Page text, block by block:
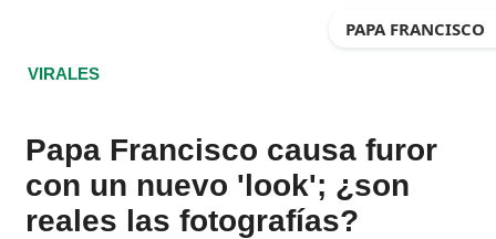
PAPA FRANCISCO
VIRALES
Papa Francisco causa furor
con un nuevo 'look'; ¿son
reales las fotografías?